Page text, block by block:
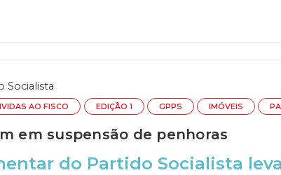
Socialista
AO FISCO EDIÇÃO 1 GPPS IMÓVEIS
em suspensão de penhoras
do Partido Socialista